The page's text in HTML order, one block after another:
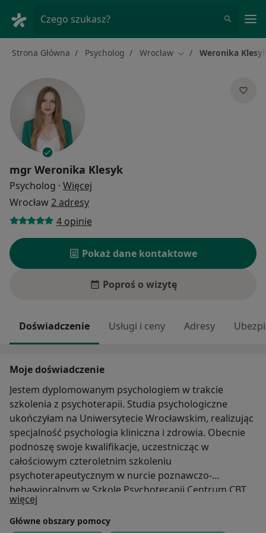
Czego szukasz?
Strona Główna Psycholog Wrocław Zmień miasto
Weronika
mgr Weronika Klesyk
Psycholog · Więcej
Wrocław2 adresy
4 opinie
Pokaż dane kontaktowe
Poproś o wizytę
Doświadczenie Usługi i ceny Adresy
Moje doświadczenie
Jestem dyplomowanym psychologiem w trakcie
szkolenia z psychoterapii. Studia psychologiczne
ukończyłam na Uniwersytecie Wrocławskim, realizując
specjalność psychologia kliniczna i zdrowia. Obecnie
podnoszę swoje kwalifikacje, uczestnicząc w
całościowym czteroletnim szkoleniu
psychoterapeutycznym w nurcie poznawczo-
behawioralnym w Szkole Psychoterapii Centrum CBT
EDU, która jest rekomendowana przez Polskie
Towarzystwo Terapii Poznawczej i Behawioralnej.
więcej
Główne obszary pomocy